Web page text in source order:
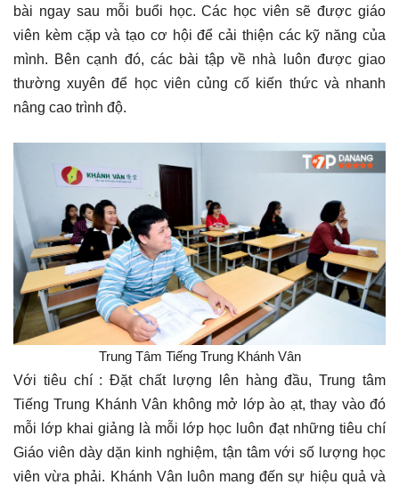
bài ngay sau mỗi buổi học. Các học viên sẽ được giáo
viên kèm cặp và tạo cơ hội để cải thiện các kỹ năng của
mình. Bên cạnh đó, các bài tập về nhà luôn được giao
thường xuyên để học viên củng cố kiến thức và nhanh
nâng cao trình độ.
Trung Tâm Tiếng Trung Khánh Vân
Với tiêu chí : Đặt chất lượng lên hàng đầu, Trung tâm
Tiếng Trung Khánh Vân không mở lớp ào ạt, thay vào đó
mỗi lớp khai giảng là mỗi lớp học luôn đạt những tiêu chí
Giáo viên dày dặn kinh nghiệm, tận tâm với số lượng học
viên vừa phải. Khánh Vân luôn mang đến sự hiệu quả và